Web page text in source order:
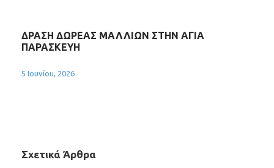
ΔΡΑΣΗ ΔΩΡΕΑΣ ΜΑΛΛΙΩΝ ΣΤΗΝ ΑΓΙΑ
ΠΑΡΑΣΚΕΥΗ
5 Ιουνίου, 2026
Σχετικά Άρθρα